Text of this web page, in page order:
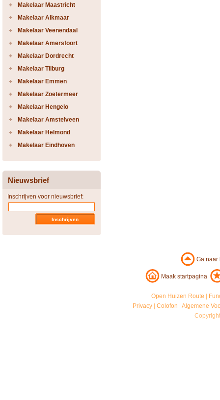
Makelaar Maastricht
Makelaar Alkmaar
Makelaar Veenendaal
Makelaar Amersfoort
Makelaar Dordrecht
Makelaar Tilburg
Makelaar Emmen
Makelaar Zoetermeer
Makelaar Hengelo
Makelaar Amstelveen
Makelaar Helmond
Makelaar Eindhoven
Nieuwsbrief
Inschrijven voor nieuwsbrief:
Ga
Maak startpagina
Open Huizen Route
Privacy |Colofon |Algemene